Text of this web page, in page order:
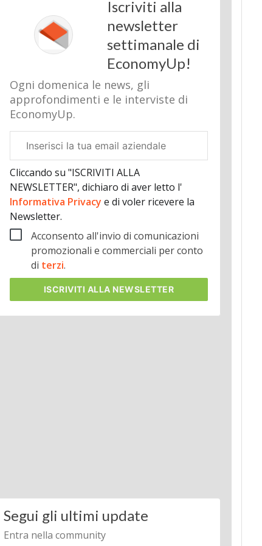
Iscriviti alla
newsletter
settimanale di
EconomyUp!
Ogni domenica le news, gli
approfondimenti e le interviste di
EconomyUp.
aziendale
Cliccando su "ISCRIVITI ALLA
NEWSLETTER", dichiaro di aver letto l'
Informativa Privacy e di voler ricevere la
Newsletter.
Acconsento all'invio di comunicazioni
promozionali e commerciali per conto
di terzi.
ISCRIVITI ALLA NEWSLETTER
Segui gli ultimi update
Entra nella community